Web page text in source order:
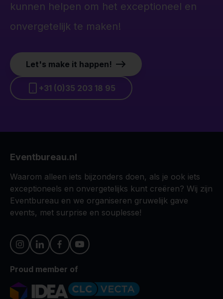
kunnen helpen om het exceptioneel en
onvergetelijk te maken!
Let's make it happen!
+31 (0)35 203 18 95
Eventbureau.nl
Waarom alleen iets bijzonders doen, als je ook iets
exceptioneels en onvergetelijks kunt creëren? Wij zijn
Eventbureau en we organiseren gruwelijk gave
events, met surprise en souplesse!
Proud member of